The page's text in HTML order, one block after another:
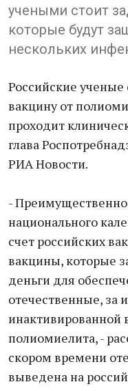
учеными стоит
которые будут
нескольких
Российские
вакцину от
проходит
глава
РИА Новости.
-
национального
счет российских
вакцины, которые
деньги для
отечественные, за
инактивированной
полиомиелита, -
скором времени
выведена на